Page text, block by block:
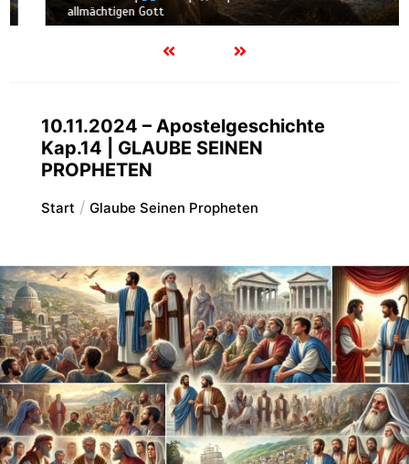
allmächtigen Gott
10.11.2024 – Apostelgeschichte
Kap.14 | GLAUBE SEINEN
PROPHETEN
Start Glaube Seinen Propheten